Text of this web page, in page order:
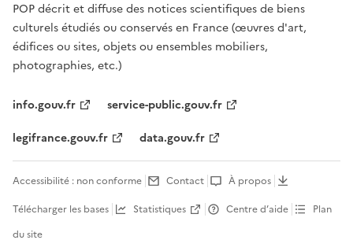
POP décrit et diffuse des notices scientifiques de biens
culturels étudiés ou conservés en France (œuvres d'art,
édifices ou sites, objets ou ensembles mobiliers,
photographies, etc.)
info.gouv.fr
service-public.gouv.fr
legifrance.gouv.fr
data.gouv.fr
Accessibilité : non conforme Contact
À propos
Télécharger les bases
Statistiques Centre d’aide
Plan
du site